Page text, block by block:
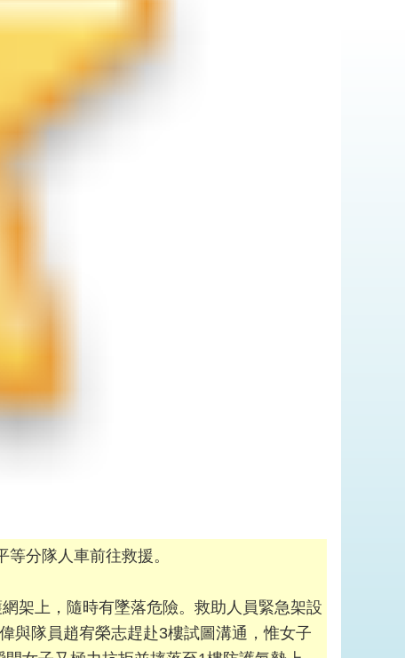
分隊人車前往救援。
架上，隨時有墜落危險。救助人員緊急架設
與隊員趙宥榮志趕赴3樓試圖溝通，惟女子